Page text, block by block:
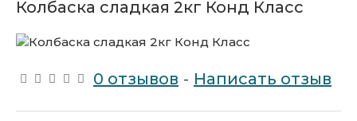
Колбаска сладкая 2кг Конд Класс
0 отзывов - Написать отзыв